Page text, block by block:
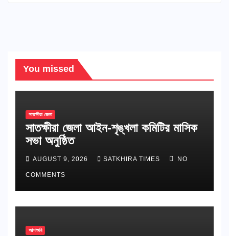
You missed
সাতক্ষীরা জেলা
সাতক্ষীরা জেলা আইন-শৃঙ্খলা কমিটির মাসিক
সভা অনুষ্ঠিত
AUGUST 9, 2026 SATKHIRA TIMES NO
COMMENTS
আশাশুনি